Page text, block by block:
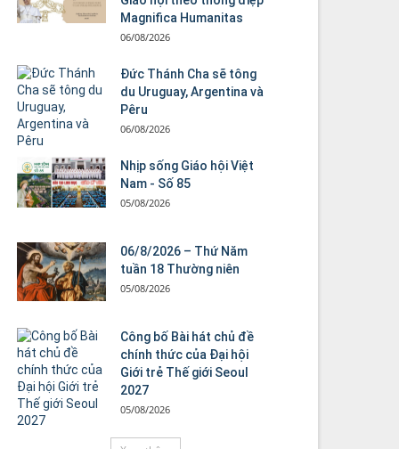
Magnifica Humanitas
06/08/2026
Đức Thánh Cha sẽ tông
du Uruguay, Argentina và
Pêru
06/08/2026
Nhịp sống Giáo hội Việt
Nam - Số 85
05/08/2026
06/8/2026 – Thứ Năm
tuần 18 Thường niên
05/08/2026
Công bố Bài hát chủ đề
chính thức của Đại hội
Giới trẻ Thế giới Seoul
2027
05/08/2026